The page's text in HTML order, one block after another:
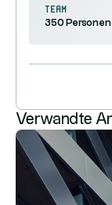
Team
350 Personen
Verwandte